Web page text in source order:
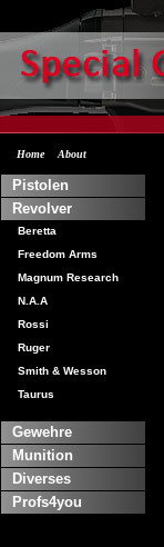
Home About
Pistolen
Revolver
Beretta
Freedom Arms
Magnum Research
N.A.A
Rossi
Ruger
Smith & Wesson
Taurus
Gewehre
Munition
Diverses
Profs4you